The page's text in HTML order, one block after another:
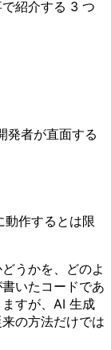
紹介する 3 つ
発者が直面する
動作するとは限
うかを、どのよ
いたコードであ
すが、AI 生成
の方法だけでは